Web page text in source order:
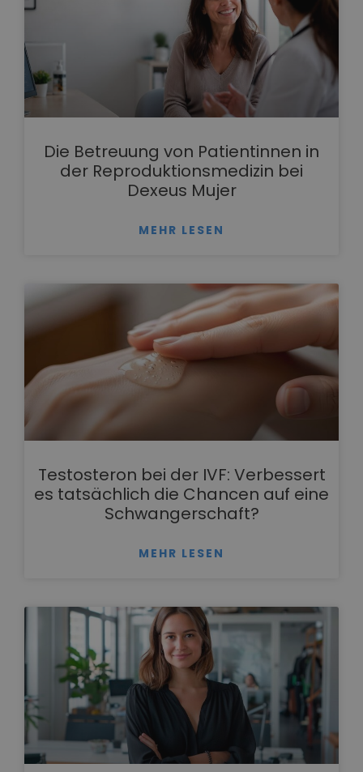
Die Betreuung von Patientinnen in
der Reproduktionsmedizin bei
Dexeus Mujer
MEHR LESEN
Testosteron bei der IVF: Verbessert
es tatsächlich die Chancen auf eine
Schwangerschaft?
MEHR LESEN